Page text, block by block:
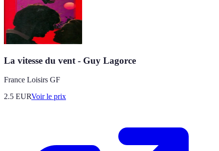
La vitesse du vent - Guy Lagorce
France Loisirs GF
2.5 EURVoir le prix